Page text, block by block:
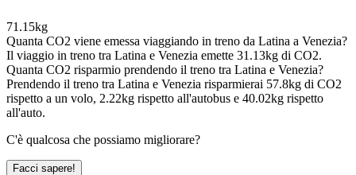
71.15kg
Quanta CO2 viene emessa viaggiando in treno da Latina a Venezia?
Il viaggio in treno tra Latina e Venezia emette 31.13kg di CO2.
Quanta CO2 risparmio prendendo il treno tra Latina e Venezia?
Prendendo il treno tra Latina e Venezia risparmierai 57.8kg di CO2
rispetto a un volo, 2.22kg rispetto all'autobus e 40.02kg rispetto
all'auto.
C'è qualcosa che possiamo migliorare?
Facci sapere!